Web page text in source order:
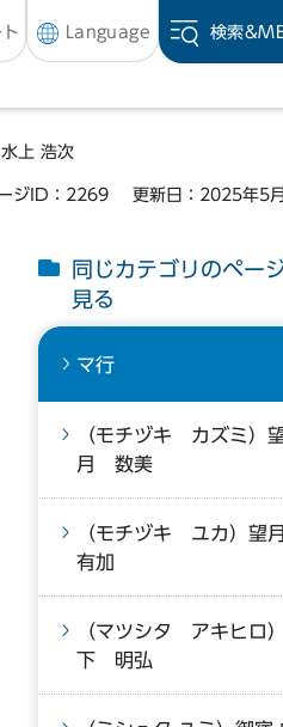
Language 検索&
上 浩次
ジID：2269 更新日：2025年5
同じカテゴリのペー
見る
マ行
（モチヅキ カズミ）
月 数美
（モチヅキ ユカ）望
有加
（マツシタ アキヒロ
下 明弘